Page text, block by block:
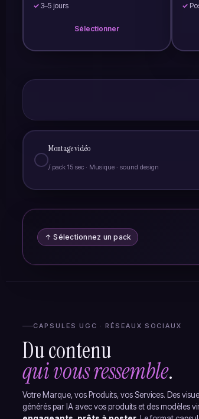
3–5 jours
Sélectionner
Montage vidéo
/ pack 15 sec · Musique · sound design
↑ Sélectionnez un pack
CAPSULES UGC · RÉSEAUX SOCIAUX
Du contenu
qui vous ressemble.
Votre Marque, vos Produits, vos Services. Des
générés par IA avec vos produits et des modèles